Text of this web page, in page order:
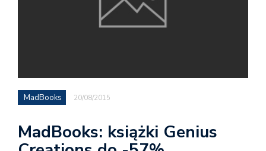
MadBooks 20/08/2015
MadBooks: książki Genius